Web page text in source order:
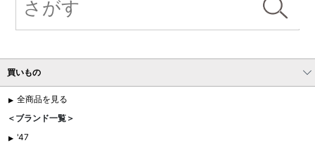
買いもの
全商品を見る
＜ブランド一覧＞
'47